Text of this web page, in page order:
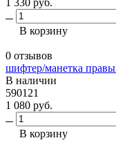
1 330 руб.
В корзину
0 отзывов
шифтер/манетка
В наличии
590121
1 080 руб.
В корзину